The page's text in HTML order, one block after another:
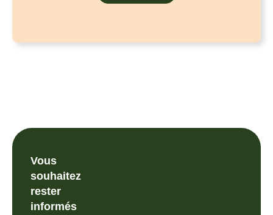
Vous
souhaitez
rester
informés